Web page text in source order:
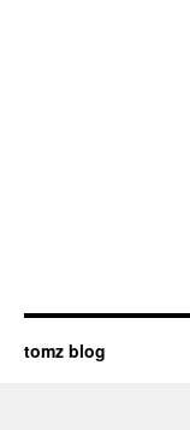
tomz blog